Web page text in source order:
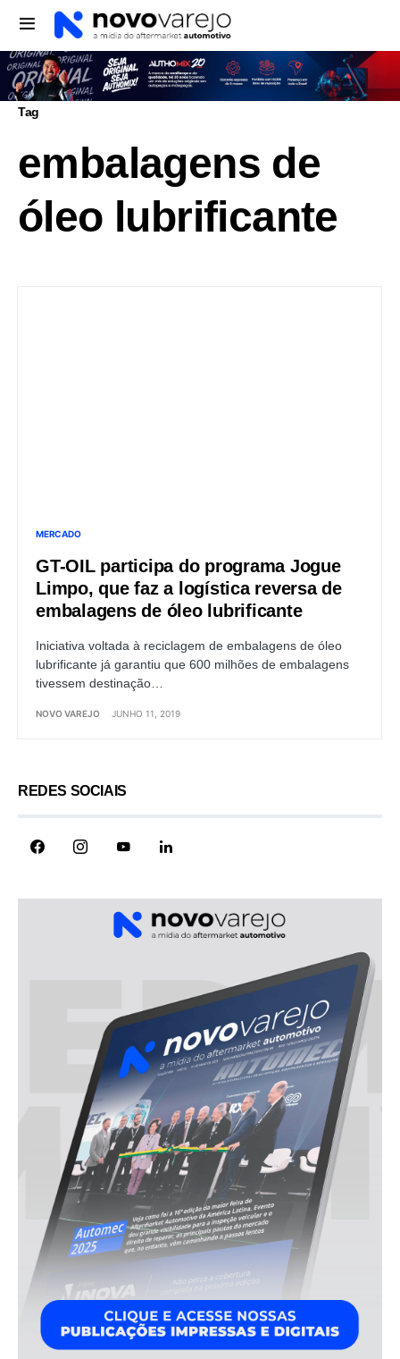
Tag
embalagens de
óleo lubrificante
MERCADO
GT-OIL participa do programa Jogue
Limpo, que faz a logística reversa de
embalagens de óleo lubrificante
Iniciativa voltada à reciclagem de embalagens de óleo
lubrificante já garantiu que 600 milhões de embalagens
tivessem destinação…
NOVO VAREJO JUNHO 11, 2019
REDES SOCIAIS